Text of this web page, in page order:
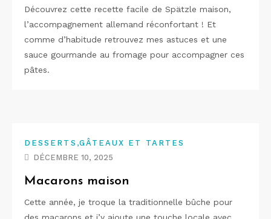
Découvrez cette recette facile de Spätzle maison,
l’accompagnement allemand réconfortant ! Et
comme d’habitude retrouvez mes astuces et une
sauce gourmande au fromage pour accompagner ces
pâtes.
DESSERTS ,GÂTEAUX ET TARTES
DÉCEMBRE 10, 2025
Macarons maison
Cette année, je troque la traditionnelle bûche pour